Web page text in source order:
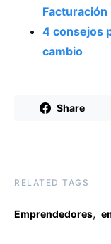
4 consejos
cambio
Share
RELATED TAGS
Emprendedores,